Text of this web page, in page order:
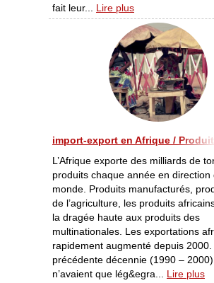
fait leur... Lire plus
import-export en Afrique /
L’Afrique exporte des milliards de
produits chaque année en direction
monde. Produits manufacturés,
de l’agriculture, les produits
la dragée haute aux produits des
multinationales. Les exportations
rapidement augmenté depuis
précédente décennie (1990 –
n’avaient que lég&egra... Lire plus